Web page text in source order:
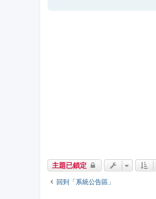
主題已鎖定
回到「系統公告區」